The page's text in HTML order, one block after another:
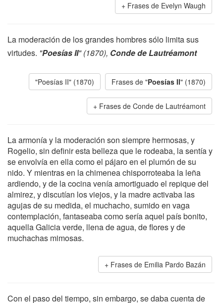
Frases de Evelyn Waugh
La moderación de los grandes hombres sólo limita sus
virtudes. "Poesías II" (1870), Conde de Lautréamont
"Poesías II" (1870) Frases de "Poesías II" (1870)
Frases de Conde de Lautréamont
La armonía y la moderación son siempre hermosas, y
Rogelio, sin definir esta belleza que le rodeaba, la sentía y
se envolvía en ella como el pájaro en el plumón de su
nido. Y mientras en la chimenea chisporroteaba la leña
ardiendo, y de la cocina venía amortiguado el repique del
almirez, y discutían los viejos, y la madre activaba las
agujas de su medida, el muchacho, sumido en vaga
contemplación, fantaseaba como sería aquel país bonito,
aquella Galicia verde, llena de agua, de flores y de
muchachas mimosas.
Frases de Emilia Pardo Bazán
Con el paso del tiempo, sin embargo, se daba cuenta de